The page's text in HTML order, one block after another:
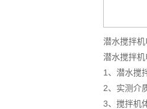
潜水搅拌
潜水搅拌
1、潜水搅
2、实测介
3、搅拌机